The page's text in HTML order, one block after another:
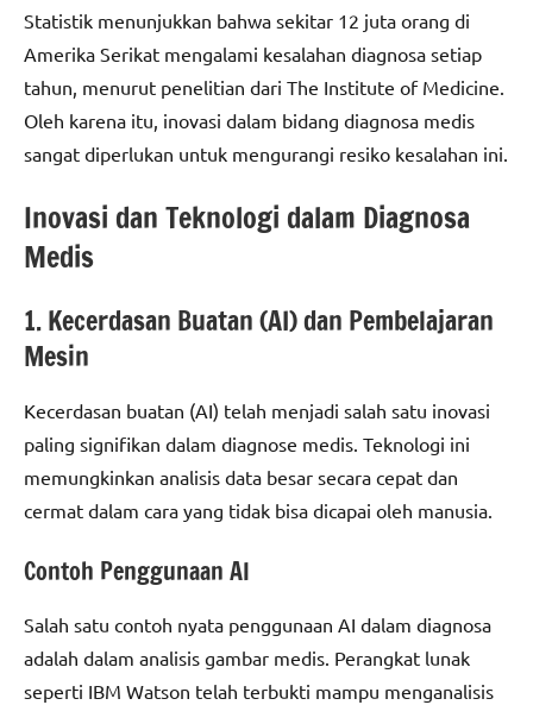
Statistik menunjukkan bahwa sekitar 12 juta orang di
Amerika Serikat mengalami kesalahan diagnosa setiap
tahun, menurut penelitian dari The Institute of Medicine.
Oleh karena itu, inovasi dalam bidang diagnosa medis
sangat diperlukan untuk mengurangi resiko kesalahan ini.
Inovasi dan Teknologi dalam Diagnosa
Medis
1. Kecerdasan Buatan (AI) dan Pembelajaran
Mesin
Kecerdasan buatan (AI) telah menjadi salah satu inovasi
paling signifikan dalam diagnose medis. Teknologi ini
memungkinkan analisis data besar secara cepat dan
cermat dalam cara yang tidak bisa dicapai oleh manusia.
Contoh Penggunaan AI
Salah satu contoh nyata penggunaan AI dalam diagnosa
adalah dalam analisis gambar medis. Perangkat lunak
seperti IBM Watson telah terbukti mampu menganalisis